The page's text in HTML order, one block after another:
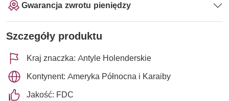
Gwarancja zwrotu pieniędzy
Szczegóły produktu
Kraj znaczka: Antyle Holenderskie
Kontynent: Ameryka Północna i Karaiby
Jakość: FDC